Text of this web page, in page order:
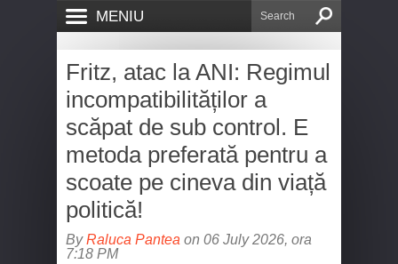
MENIU
Fritz, atac la ANI: Regimul
incompatibilităților a
scăpat de sub control. E
metoda preferată pentru a
scoate pe cineva din viață
politică!
ByRaluca Pantea on 06 July 2026, ora
7:18 PM